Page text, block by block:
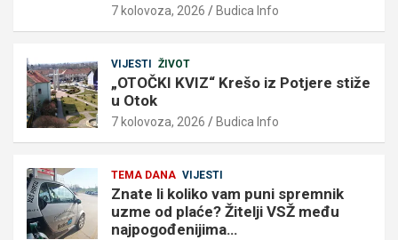
7 kolovoza, 2026 Budica Info
VIJESTI ŽIVOT
„OTOČKI KVIZ“ Krešo iz Potjere stiže
u Otok
7 kolovoza, 2026 Budica Info
TEMA DANA VIJESTI
Znate li koliko vam puni spremnik
uzme od plaće? Žitelji VSŽ među
najpogođenijima…